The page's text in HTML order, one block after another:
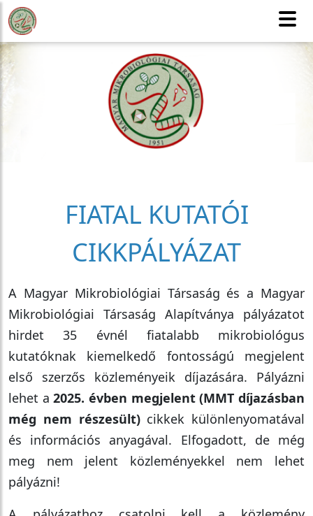
MMT
CSAK TAGOKNAK
FIATAL KUTATÓI
CIKKPÁLYÁZAT
A Magyar Mikrobiológiai Társaság és a Magyar
Mikrobiológiai Társaság Alapítványa pályázatot
hirdet 35 évnél fiatalabb mikrobiológus
kutatóknak kiemelkedő fontosságú megjelent
első szerzős közleményeik díjazására. Pályázni
lehet a2025. évben megjelent (MMT díjazásban
még nem részesült)cikkek különlenyomatával
és információs anyagával. Elfogadott, de még
meg nem jelent közleményekkel nem lehet
pályázni!